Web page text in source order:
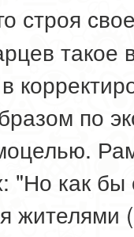
строя
такое
по
"Но как